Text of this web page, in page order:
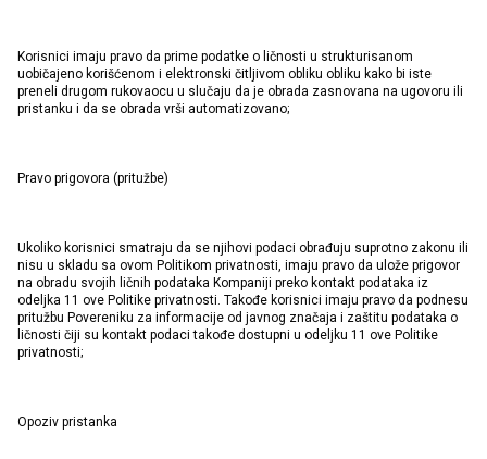
Korisnici imaju pravo da prime podatke o ličnosti u strukturisanom
uobičajeno korišćenom i elektronski čitljivom obliku obliku kako bi iste
preneli drugom rukovaocu u slučaju da je obrada zasnovana na ugovoru ili
pristanku i da se obrada vrši automatizovano;
Pravo prigovora (pritužbe)
Ukoliko korisnici smatraju da se njihovi podaci obrađuju suprotno zakonu ili
nisu u skladu sa ovom Politikom privatnosti, imaju pravo da ulože prigovor
na obradu svojih ličnih podataka Kompaniji preko kontakt podataka iz
odeljka 11 ove Politike privatnosti. Takođe korisnici imaju pravo da podnesu
pritužbu Povereniku za informacije od javnog značaja i zaštitu podataka o
ličnosti čiji su kontakt podaci takođe dostupni u odeljku 11 ove Politike
privatnosti;
Opoziv pristanka